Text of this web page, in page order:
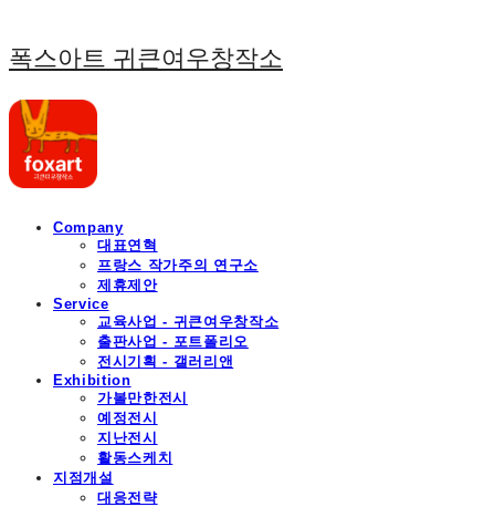
폭스아트 귀큰여우창작소
Company
대표연혁
프랑스 작가주의 연구소
제휴제안
Service
교육사업 - 귀큰여우창작소
출판사업 - 포트폴리오
전시기획 - 갤러리앤
Exhibition
가볼만한전시
예정전시
지난전시
활동스케치
지점개설
대응전략